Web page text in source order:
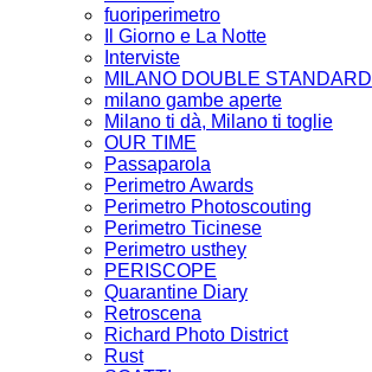
fuoriperimetro
Il Giorno e La Notte
Interviste
MILANO DOUBLE STANDARD
milano gambe aperte
Milano ti dà, Milano ti toglie
OUR TIME
Passaparola
Perimetro Awards
Perimetro Photoscouting
Perimetro Ticinese
Perimetro usthey
PERISCOPE
Quarantine Diary
Retroscena
Richard Photo District
Rust